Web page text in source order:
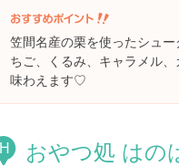
笠間名産の栗を使ったシュ
ちご、くるみ、キャラメル
味わえます♡
H おやつ処 はの